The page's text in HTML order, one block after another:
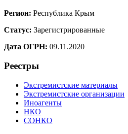
Регион: Республика Крым
Статус: Зарегистрированные
Дата ОГРН: 09.11.2020
Реестры
Экстремистские материалы
Экстремистские организации
Иноагенты
НКО
СОНКО